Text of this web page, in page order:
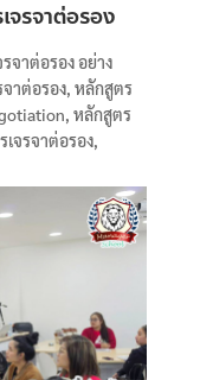
รจาต่อรอง
จาต่อรอง อย่าง
าต่อรอง, หลักสูตร
, หลักสูตร
จรจาต่อรอง,